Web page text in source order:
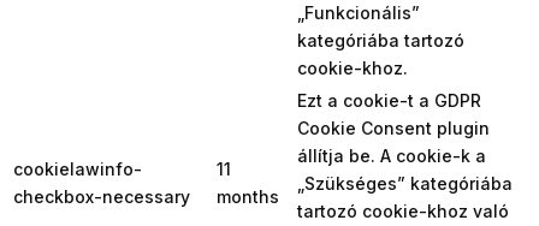
„Funkcionális”
kategóriába tartozó
cookie-khoz.
cookielawinfo-
checkbox-necessary
11
months
Ezt a cookie-t a GDPR
Cookie Consent plugin
állítja be. A cookie-k a
„Szükséges” kategóriába
tartozó cookie-khoz való